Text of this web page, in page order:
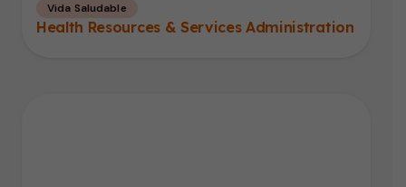
Vida Saludable
Health Resources & Services Administration